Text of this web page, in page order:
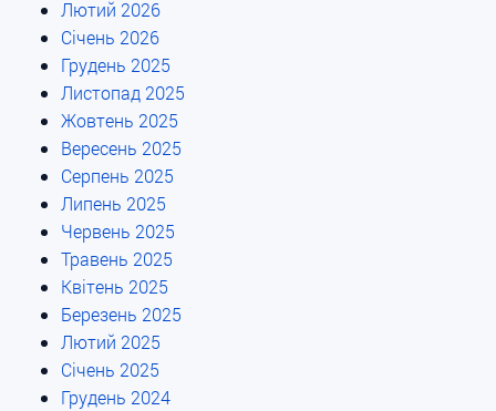
Лютий 2026
Січень 2026
Грудень 2025
Листопад 2025
Жовтень 2025
Вересень 2025
Серпень 2025
Липень 2025
Червень 2025
Травень 2025
Квітень 2025
Березень 2025
Лютий 2025
Січень 2025
Грудень 2024